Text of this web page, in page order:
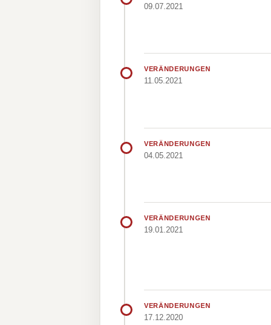
09.07.2021
VERÄNDERUNGEN
11.05.2021
VERÄNDERUNGEN
04.05.2021
VERÄNDERUNGEN
19.01.2021
VERÄNDERUNGEN
17.12.2020